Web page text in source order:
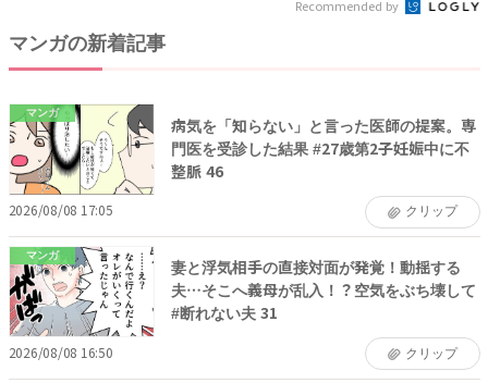
Recommended by
マンガの新着記事
マンガ
病気を「知らない」と言った医師の提案。専
門医を受診した結果 #27歳第2子妊娠中に不
整脈 46
2026/08/08 17:05 クリップ
マンガ
妻と浮気相手の直接対面が発覚！動揺する
夫…そこへ義母が乱入！？空気をぶち壊して
#断れない夫 31
2026/08/08 16:50 クリップ